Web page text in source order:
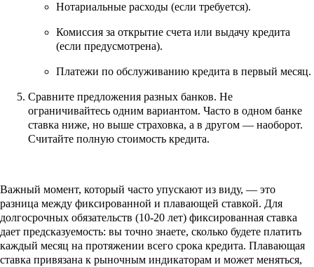
Нотариальные расходы (если требуется).
Комиссия за открытие счета или выдачу кредита
(если предусмотрена).
Платежи по обслуживанию кредита в первый месяц.
Сравните предложения разных банков. Не
ограничивайтесь одним вариантом. Часто в одном банке
ставка ниже, но выше страховка, а в другом — наоборот.
Считайте полную стоимость кредита.
Важный момент, который часто упускают из виду, — это
разница между фиксированной и плавающей ставкой. Для
долгосрочных обязательств (10-20 лет) фиксированная ставка
дает предсказуемость: вы точно знаете, сколько будете платить
каждый месяц на протяжении всего срока кредита. Плавающая
ставка привязана к рыночным индикаторам и может меняться,